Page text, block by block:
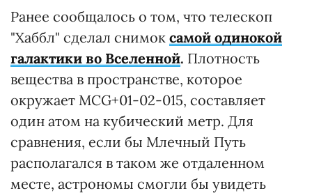
Ранее сообщалось о том, что телескоп
"Хаббл" сделал снимок самой одинокой
галактики во Вселенной. Плотность
вещества в пространстве, которое
окружает MCG+01-02-015, составляет
один атом на кубический метр. Для
сравнения, если бы Млечный Путь
располагался в таком же отдаленном
месте, астрономы смогли бы увидеть